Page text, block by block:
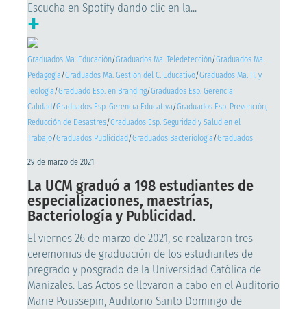
Escucha en Spotify dando clic en la...
+
Graduados Ma. Educación/Graduados Ma. Teledetección/Graduados Ma.
Pedagogía/Graduados Ma. Gestión del C. Educativo/Graduados Ma. H. y
Teología/Graduado Esp. en Branding/Graduados Esp. Gerencia
Calidad/Graduados Esp. Gerencia Educativa/Graduados Esp. Prevención,
Reducción de Desastres/Graduados Esp. Seguridad y Salud en el
Trabajo/Graduados Publicidad/Graduados Bacteriología/Graduados
29 de marzo de 2021
La UCM graduó a 198 estudiantes de
especializaciones, maestrías,
Bacteriología y Publicidad.
El viernes 26 de marzo de 2021, se realizaron tres
ceremonias de graduación de los estudiantes de
pregrado y posgrado de la Universidad Católica de
Manizales. Las Actos se llevaron a cabo en el Auditorio
Marie Poussepin, Auditorio Santo Domingo de